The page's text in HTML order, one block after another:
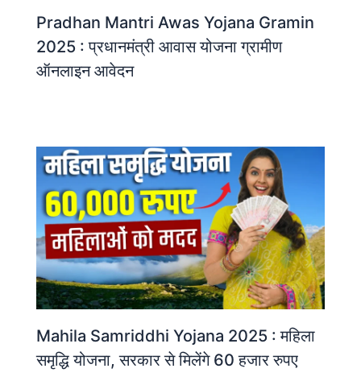
Pradhan Mantri Awas Yojana Gramin
2025 : प्रधानमंत्री आवास योजना ग्रामीण
ऑनलाइन आवेदन
Mahila Samriddhi Yojana 2025 : महिला
समृद्धि योजना, सरकार से मिलेंगे 60 हजार रुपए